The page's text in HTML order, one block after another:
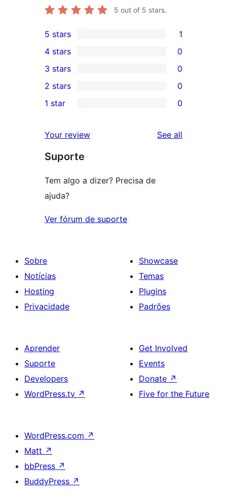
5 out of 5 stars.
1
5-
star
review
5 stars 1
4-
star
reviews
4 stars 0
0
3-
star
3 stars 0
2-
reviews
2 stars 0
star
reviews
1 star 0
Your review See all
Suporte
Tem algo a dizer? Precisa de
ajuda?
Ver fórum de suporte
Sobre
Notícias
Hosting
Privacidade
Showcase
Temas
Plugins
Padrões
Aprender
Suporte
Developers
WordPress.tv ↗
Get Involved
Events
Donate ↗
Five for the Future
WordPress.com ↗
Matt ↗
bbPress ↗
BuddyPress ↗